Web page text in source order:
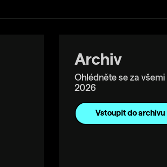
Archiv
Ohlédněte se za
2026
Vstoupit do archivu